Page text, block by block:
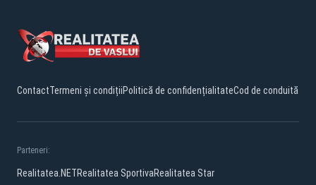
ContactTermeni și condițiiPolitică de confidențialitateCod de conduită
Parteneri:
Realitatea.NETRealitatea SportivaRealitatea Star